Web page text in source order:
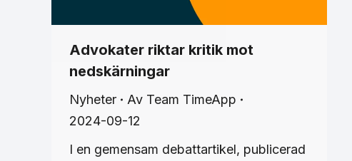
Advokater riktar kritik mot
nedskärningar
Nyheter Av Team TimeApp
2024-09-12
I en gemensam debattartikel, publicerad